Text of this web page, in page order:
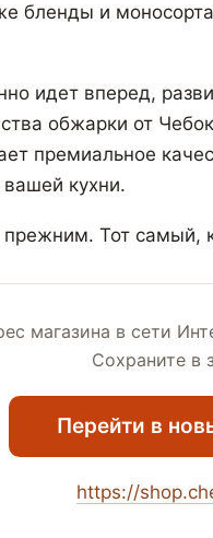
бленды и
идет вперед,
обжарки от
премиальное
кухни.
прежним. Тот самый,
магазина в сети
Сохраните в
Перейти в
https://